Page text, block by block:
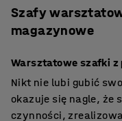
Szafy
magazynowe
Warsztatowe szafki z
Nikt nie lubi gubić
okazuje się nagle, że
czynności,